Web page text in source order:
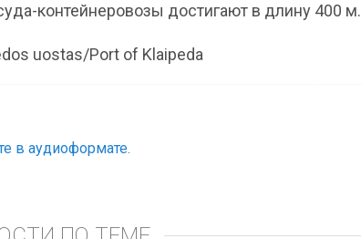
контейнеровозы достигают в длину 400 м.
uostas/Port of Klaipeda
в аудиоформате.